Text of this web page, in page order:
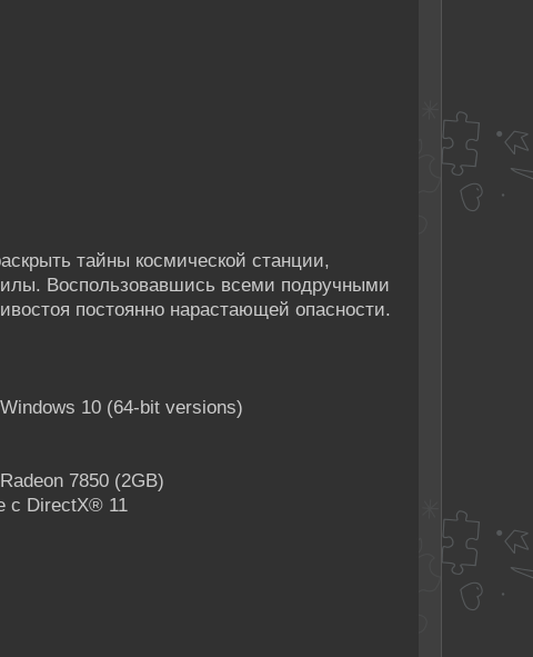
тайны космической станции,
Воспользовавшись всеми подручными
постоянно нарастающей опасности.
10 (64-bit versions)
7850 (2GB)
с DirectX® 11